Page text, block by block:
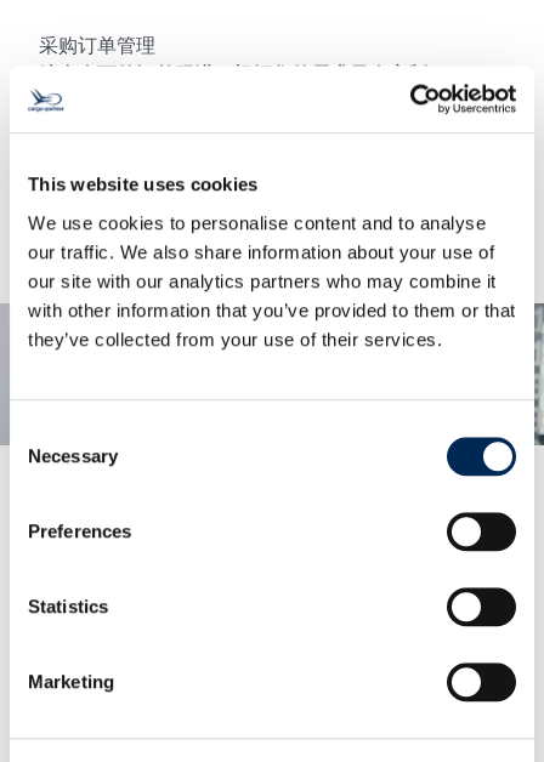
This website uses cookies
We use cookies to personalise content and to analyse
our traffic. We also share information about your use of
our site with our analytics partners who may combine it
with other information that you’ve provided to them or that
they’ve collected from your use of their services.
Selection
Necessary
Preferences
Statistics
Marketing
采购订单管理
综合全面的订单跟进，根据您的需求量身定制
我们负责与供应商和货运代理商的所有协调和跟进，确
保您的订单按时处理，完整发送和交付。
可视化和一体化
我们提供一系列EDI解决方案，以提高数据质量并实现
了解更多